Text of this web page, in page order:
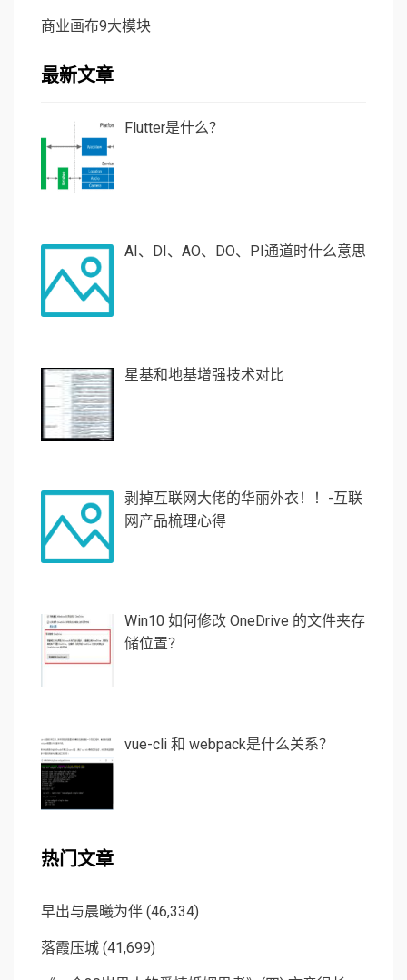
商业画布9大模块
最新文章
Flutter是什么？
AI、DI、AO、DO、PI通道时什么意思
星基和地基增强技术对比
剥掉互联网大佬的华丽外衣！！-互联
网产品梳理心得
Win10 如何修改 OneDrive 的文件夹存
储位置？
vue-cli 和 webpack是什么关系？
热门文章
早出与晨曦为伴 (46,334)
落霞压城 (41,699)